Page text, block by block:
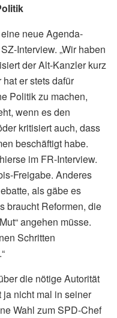
neue Agenda-
Interview. „Wir haben
der Alt-Kanzler kurz
er stets dafür
Politik zu machen,
wenn es den
kritisiert auch, dass
beschäftigt habe.
im FR-Interview.
Freigabe. Anderes
als gäbe es
braucht Reformen, die
angehen müsse.
Schritten
die nötige Autorität
ja nicht mal in seiner
Wahl zum SPD-Chef